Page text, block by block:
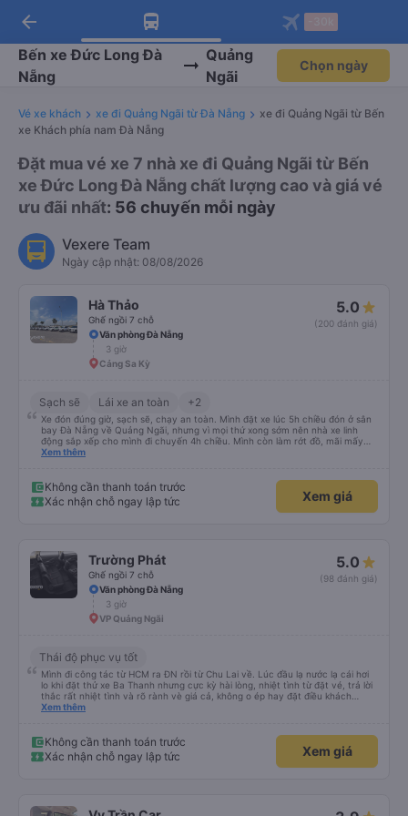
Tải app Vexere ngay!
Nhận ưu đãi thành viên độc
quyền
Mở app
Tải app Vexere
-30k/ghế khi đặt vé máy bay qua
app
Mở app
arrow_back
Bến xe Đức Long Đà
Nẵng
Quảng
Ngãi
Chọn ngày
Vé xe khách xe đi Quảng Ngãi từ Đà Nẵng
xe đi Quảng Ngãi từ Bến
xe Khách phía nam Đà Nẵng
Đặt mua vé xe 7 nhà xe đi Quảng Ngãi từ Bến
xe Đức Long Đà Nẵng chất lượng cao và giá vé
ưu đãi nhất: 56 chuyến mỗi ngày
Vexere Team
Ngày cập nhật: 08/08/2026
Hà Thảo
Ghế ngồi 7 chỗ
5.0
(200 đánh giá)
Văn phòng Đà Nẵng
3 giờ
Cảng Sa Kỳ
Sạch sẽ Lái xe an toàn +2
Xe đón đúng giờ, sạch sẽ, chạy an toàn. Mình đặt xe lúc 5h chiều đón ở sân
bay Đà Nẵng về Quảng Ngãi, nhưng vì mọi thứ xong sớm nên nhà xe linh
động sắp xếp cho mình đi chuyến 4h chiều. Mình còn làm rớt đồ, mãi mấy
ngày sau mới phát hiện ra, và phía nhà xe cũng giúp mình tìm lại. Lần sau
Xem thêm
Không cần thanh toán trước
Xác nhận chỗ ngay lập tức
Xem giá
Trường Phát
Ghế ngồi 7 chỗ
5.0
(98 đánh giá)
Văn phòng Đà Nẵng
3 giờ
VP Quảng Ngãi
Thái độ phục vụ tốt
Mình đi công tác từ HCM ra ĐN rồi từ Chu Lai về. Lúc đầu lạ nước lạ cái hơi
lo khi đặt thử xe Ba Thanh nhưng cực kỳ hài lòng, nhiệt tình từ đặt vé, trả lời
thắc rất nhiệt tình và rõ rành vè giá cả, không o ép hay đặt điều khách
hàng. Lần tới đi công tác chắc chắn tiếp tục dùng xe nhà này!
Xem thêm
Không cần thanh toán trước
Xác nhận chỗ ngay lập tức
Xem giá